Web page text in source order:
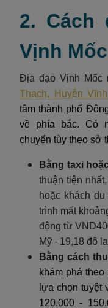
2. Cách
Vịnh Mốc
Địa đạo Vịnh Mốc
Thạch, Huyện
tâm thành phố
về phía bắc. Có
chuyển tùy theo sở
Bằng taxi
thuận tiện
hoặc khách
trình mất
động từ
Mỹ - 19,18 đô
Bằng cách
khám phá
lựa chọn tuyệt
120.000 -